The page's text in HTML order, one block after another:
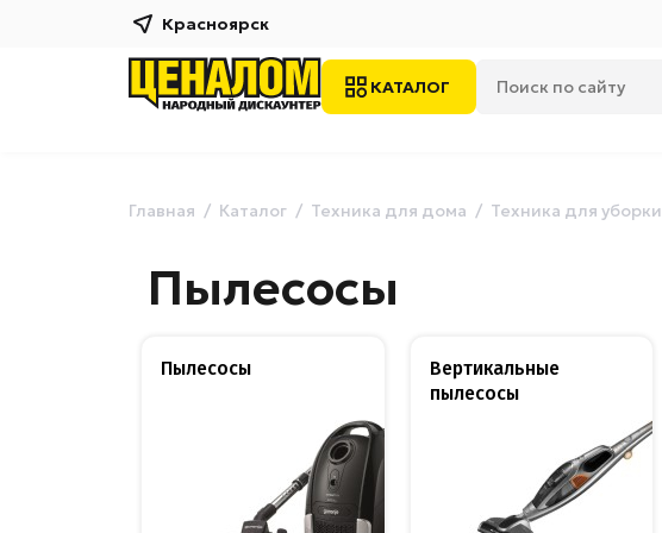
Красноярск
КАТАЛОГ
Главная Каталог Техника для дома Техника для уборки
Пылесосы
Пылесосы
Вертикальные
пылесосы